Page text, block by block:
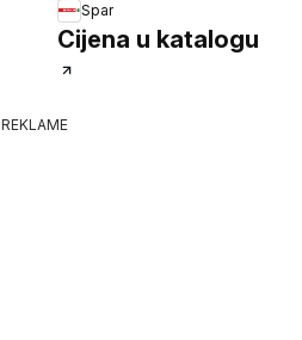
Spar
Cijena u katalogu
REKLAME